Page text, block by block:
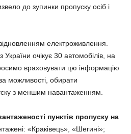
до зупинки пропуску осіб і
електроживлення.
України очікує 30 автомобілів, на
враховувати цю інформацію
можливості, обирати
з меншим навантаженням.
пунктів пропуску на
«Краківець», «Шегині»;